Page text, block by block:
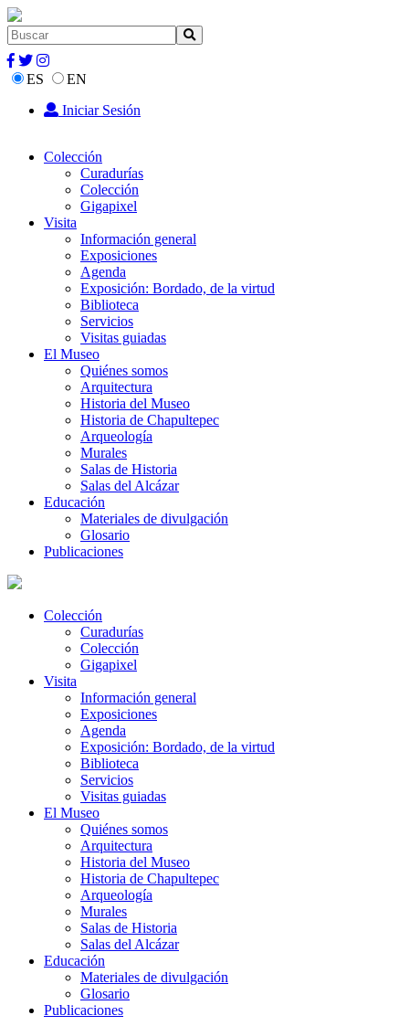
ES
EN
Iniciar Sesión
Colección
Curadurías
Colección
Gigapixel
Visita
Información general
Exposiciones
Agenda
Exposición: Bordado, de la virtud
Biblioteca
Servicios
Visitas guiadas
El Museo
Quiénes somos
Arquitectura
Historia del Museo
Historia de Chapultepec
Arqueología
Murales
Salas de Historia
Salas del Alcázar
Educación
Materiales de divulgación
Glosario
Publicaciones
Colección
Curadurías
Colección
Gigapixel
Visita
Información general
Exposiciones
Agenda
Exposición: Bordado, de la virtud
Biblioteca
Servicios
Visitas guiadas
El Museo
Quiénes somos
Arquitectura
Historia del Museo
Historia de Chapultepec
Arqueología
Murales
Salas de Historia
Salas del Alcázar
Educación
Materiales de divulgación
Glosario
Publicaciones